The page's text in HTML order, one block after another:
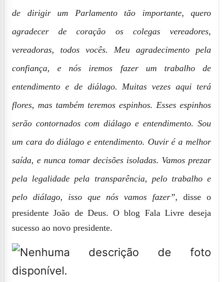
de dirigir um Parlamento tão importante, quero
agradecer de coração os colegas vereadores,
vereadoras, todos vocês. Meu agradecimento pela
confiança, e nós iremos fazer um trabalho de
entendimento e de diálago. Muitas vezes aqui terá
flores, mas também teremos espinhos. Esses espinhos
serão contornados com diálago e entendimento. Sou
um cara do diálago e entendimento. Ouvir é a melhor
saída, e nunca tomar decisões isoladas. Vamos prezar
pela legalidade pela transparência, pelo trabalho e
pelo diálago, isso que nós vamos fazer”, disse o
presidente João de Deus. O blog Fala Livre deseja
sucesso ao novo presidente.